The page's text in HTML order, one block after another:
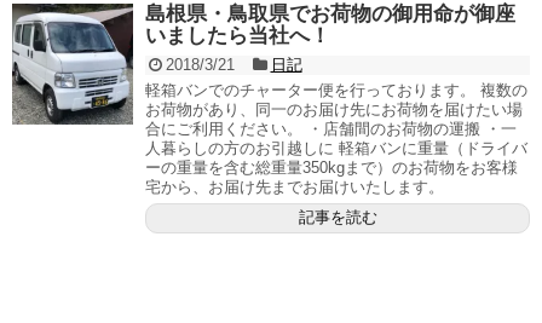
島根県・鳥取県でお荷物の御用命が御座
いましたら当社へ！
2018/3/21
日記
軽箱バンでのチャーター便を行っております。 複数の
お荷物があり、同一のお届け先にお荷物を届けたい場
合にご利用ください。 ・店舗間のお荷物の運搬 ・一
人暮らしの方のお引越しに 軽箱バンに重量（ドライバ
ーの重量を含む総重量350kgまで）のお荷物をお客様
宅から、お届け先までお届けいたします。
記事を読む